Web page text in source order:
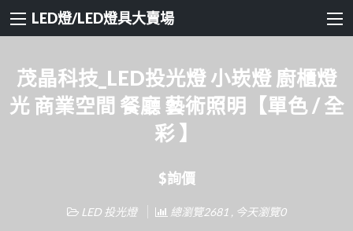
LED燈/LED燈具大賣場
茂晶科技_LED投光燈 小崁燈 廚櫃燈
光 商業空間 餐廳 藝術照明【單色 / 全
彩 】
$詢價
LED 投光燈 總瀏覽2681 , 今天瀏覽0